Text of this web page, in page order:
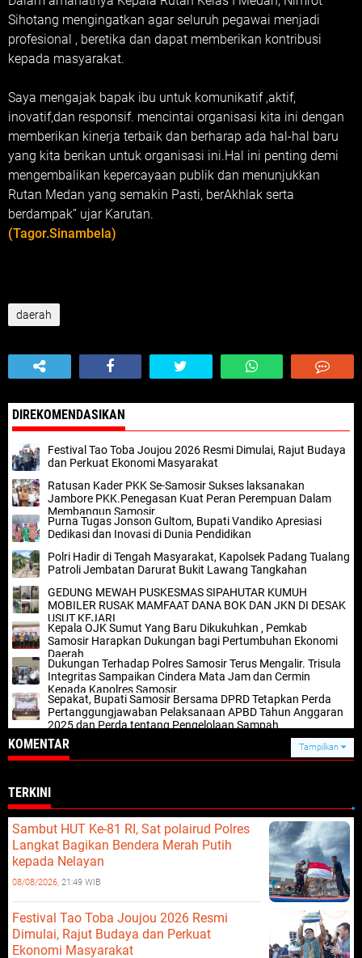
Sihotang mengingatkan agar seluruh pegawai menjadi
profesional , beretika dan dapat memberikan kontribusi
kepada masyarakat.
Saya mengajak bapak ibu untuk komunikatif ,aktif,
inovatif,dan responsif. mencintai organisasi kita ini dengan
memberikan kinerja terbaik dan berharap ada hal-hal baru
yang kita berikan untuk organisasi ini.Hal ini penting demi
mengembalikan kepercayaan publik dan menunjukkan
Rutan Medan yang semakin Pasti, berAkhlak serta
berdampak” ujar Karutan.
(Tagor.Sinambela)
daerah
DIREKOMENDASIKAN
Festival Tao Toba Joujou 2026 Resmi Dimulai, Rajut Budaya
dan Perkuat Ekonomi Masyarakat
Ratusan Kader PKK Se-Samosir Sukses laksanakan
Jambore PKK.Penegasan Kuat Peran Perempuan Dalam
Membangun Samosir.
Purna Tugas Jonson Gultom, Bupati Vandiko Apresiasi
Dedikasi dan Inovasi di Dunia Pendidikan
Polri Hadir di Tengah Masyarakat, Kapolsek Padang Tualang
Patroli Jembatan Darurat Bukit Lawang Tangkahan
GEDUNG MEWAH PUSKESMAS SIPAHUTAR KUMUH
MOBILER RUSAK MAMFAAT DANA BOK DAN JKN DI DESAK
USUT KEJARI
Kepala OJK Sumut Yang Baru Dikukuhkan , Pemkab
Samosir Harapkan Dukungan bagi Pertumbuhan Ekonomi
Daerah
Dukungan Terhadap Polres Samosir Terus Mengalir. Trisula
Integritas Sampaikan Cindera Mata Jam dan Cermin
Kepada Kapolres Samosir.
Sepakat, Bupati Samosir Bersama DPRD Tetapkan Perda
Pertanggungjawaban Pelaksanaan APBD Tahun Anggaran
2025 dan Perda tentang Pengelolaan Sampah
KOMENTAR Tampilkan
TERKINI
Sambut HUT Ke-81 RI, Sat polairud Polres
Langkat Bagikan Bendera Merah Putih
kepada Nelayan
08/08/2026, 21:49 WIB
Festival Tao Toba Joujou 2026 Resmi
Dimulai, Rajut Budaya dan Perkuat
Ekonomi Masyarakat